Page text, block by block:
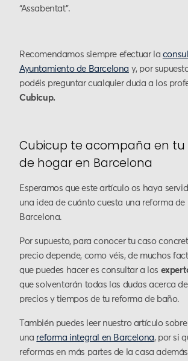
“Assabentat”.
Recomendamos siempre efectuar la
Ayuntamiento de Barcelona y, por
podéis preguntar cualquier duda a los
Cubicup.
Cubicup te acompaña en
de hogar en Barcelona
Esperamos que este artículo os haya
una idea de cuánto cuesta una reforma de
Barcelona.
Por supuesto, para conocer tu caso
precio depende, como véis, de muchos
que puedes hacer es consultar a los
que solventarán todas las dudas acerca
precios y tiempos de tu reforma de baño.
También puedes leer nuestro artículo
una reforma integral en Barcelona, por si
reformas en más partes de la casa